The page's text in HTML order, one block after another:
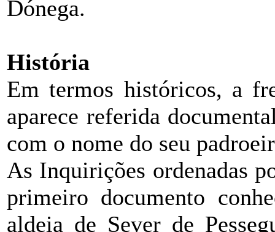
Dónega.
História
Em termos históricos, a
aparece referida
com o nome do seu
As Inquirições ordenadas
primeiro documento
aldeia de Sever de